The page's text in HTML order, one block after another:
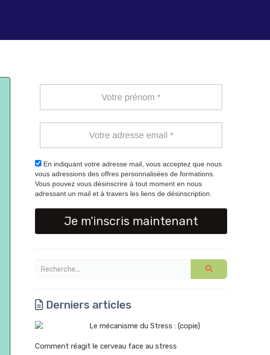
En indiquant votre adresse mail, vous acceptez que nous
vous adressions des offres personnalisées de formations.
Vous pouvez vous désinscrire à tout moment en nous
adressant un mail et à travers les liens de désinscription.
Je m'inscris maintenant
Derniers articles
Le mécanisme du Stress : (copie)
Comment réagit le cerveau face au stress